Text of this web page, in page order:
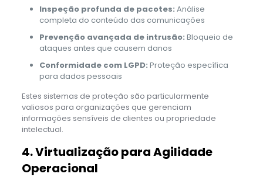
Inspeção profunda de pacotes: Análise
completa do conteúdo das comunicações
Prevenção avançada de intrusão: Bloqueio de
ataques antes que causem danos
Conformidade com LGPD: Proteção específica
para dados pessoais
Estes sistemas de proteção são particularmente
valiosos para organizações que gerenciam
informações sensíveis de clientes ou propriedade
intelectual.
4. Virtualização para Agilidade
Operacional